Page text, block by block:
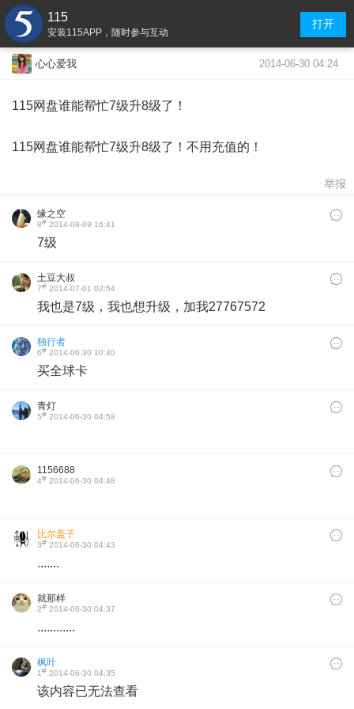
115
安装115APP，随时参与互动
打开
心心爱我 2014-06-30 04:24
115网盘谁能帮忙7级升8级了！
115网盘谁能帮忙7级升8级了！不用充值的！
举报
缘之空
8# 2014-08-09 16:41
7级
土豆大叔
7# 2014-07-01 02:54
我也是7级，我也想升级，加我27767572
独行者
6# 2014-06-30 10:40
买全球卡
青灯
5# 2014-06-30 04:58
1156688
4# 2014-06-30 04:48
比尔盖子
3# 2014-06-30 04:43
.......
就那样
2# 2014-06-30 04:37
............
枫叶
1# 2014-06-30 04:35
该内容已无法查看